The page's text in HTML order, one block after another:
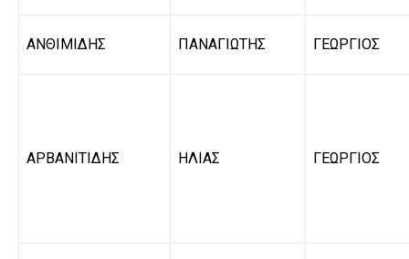
ΑΝΘΙΜΙΔΗΣ ΠΑΝΑΓΙΩΤΗΣ ΓΕΩΡΓΙΟΣ
ΑΡΒΑΝΙΤΙΔΗΣ ΗΛΙΑΣ ΓΕΩΡΓΙΟΣ